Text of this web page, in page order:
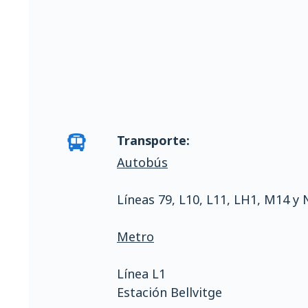
Transporte:
Autobús
Líneas 79, L10, L11, LH1, M14 y
Metro
Línea L1
Estación Bellvitge